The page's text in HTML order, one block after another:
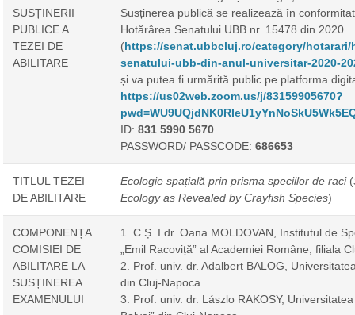
SUSȚINERII
PUBLICE A
TEZEI DE
ABILITARE
Susținerea publică se realizează în
Hotărârea Senatului UBB nr. 15478 din 2020
(https://senat.ubbcluj.ro/category/hotarari/
senatului-ubb-din-anul-universitar-2020-
și va putea fi urmărită public pe platforma
https://us02web.zoom.us/j/83159905670?
ID: 831 5990 5670
PASSWORD/ PASSCODE: 686653
TITLUL TEZEI
DE ABILITARE
Ecologie spațială prin prisma speciilor de raci(
Ecology as Revealed by Crayfish Species)
COMPONENȚA
COMISIEI DE
ABILITARE LA
SUSȚINEREA
EXAMENULUI
1. C.Ș. I dr. Oana MOLDOVAN, Institutul de
„Emil Racoviță” al Academiei Române, filiala
2. Prof. univ. dr. Adalbert BALOG,
din Cluj-Napoca
3. Prof. univ. dr. Lászlo RAKOSY, Universitatea